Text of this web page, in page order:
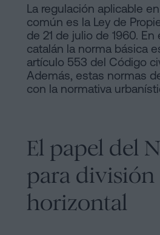
La regulación aplicable
común es la Ley de
de 21 de julio de 1960. En
catalán la norma básica
artículo 553 del Código
Además, estas normas
con la normativa
El papel del
para división
horizontal